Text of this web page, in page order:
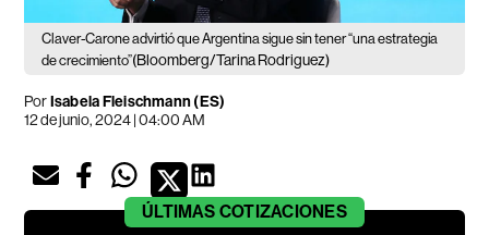
Claver-Carone advirtió que Argentina sigue sin tener “una estrategia
de crecimiento”(Bloomberg/Tarina Rodriguez)
PorIsabela Fleischmann (ES)
12 de junio, 2024 | 04:00 AM
ÚLTIMAS COTIZACIONES